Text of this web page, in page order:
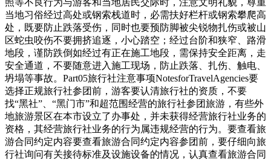
当地习俗经过高处或钢索栈道时，必需扶好栏杆或钢索攀爬高
处，既要防止跌落受伤，同时也要预防脚被尖锐物扎伤或被山
区蛇虫咬伤不要拥挤追逐，小心踏空；经过台阶和狭窄、路滑
地段，谨防跌倒如经过有正在施工地段，需保持安全距离，走
安全通道，不要随意进入施工现场，防止跌落、扎伤、触电、
坍塌等事故。Part05旅行社注意事项NotesforTravelAgencies要
选择正规旅行社参团前，游客要认清旅行社的资质，不要
找“黑社”、“黑门市”和超范围经营的旅行社参团旅游，有些外
地旅游景区在本市设立了办事处，并未获得经营旅行社业务的
资格，其经营旅行社业务的行为属违规经营的行为。要查看旅
游合同约定内容要查看旅游合同约定内容参团前，要仔细向旅
行社询问有关接待标准及设施设备的情况，认真查看旅游合同